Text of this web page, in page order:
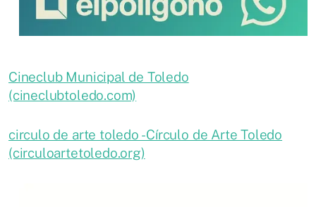
Cineclub Municipal de Toledo
(cineclubtoledo.com)
circulo de arte toledo - Círculo de Arte Toledo
(circuloartetoledo.org)